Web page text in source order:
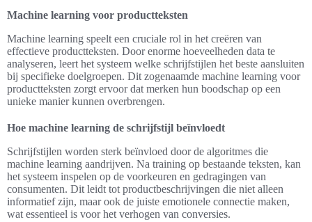
Machine learning voor productteksten
Machine learning speelt een cruciale rol in het creëren van
effectieve productteksten. Door enorme hoeveelheden data te
analyseren, leert het systeem welke schrijfstijlen het beste aansluiten
bij specifieke doelgroepen. Dit zogenaamde machine learning voor
productteksten zorgt ervoor dat merken hun boodschap op een
unieke manier kunnen overbrengen.
Hoe machine learning de schrijfstijl beïnvloedt
Schrijfstijlen worden sterk beïnvloed door de algoritmes die
machine learning aandrijven. Na training op bestaande teksten, kan
het systeem inspelen op de voorkeuren en gedragingen van
consumenten. Dit leidt tot productbeschrijvingen die niet alleen
informatief zijn, maar ook de juiste emotionele connectie maken,
wat essentieel is voor het verhogen van conversies.